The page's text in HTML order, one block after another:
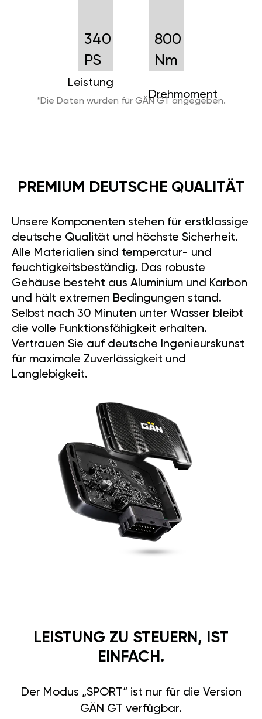
340
PS
Leistung
800
Nm
Drehmoment
*Die Daten wurden für GÄN GT angegeben.
PREMIUM DEUTSCHE QUALITÄT
Unsere Komponenten stehen für erstklassige
deutsche Qualität und höchste Sicherheit.
Alle Materialien sind temperatur- und
feuchtigkeitsbeständig. Das robuste
Gehäuse besteht aus Aluminium und Karbon
und hält extremen Bedingungen stand.
Selbst nach 30 Minuten unter Wasser bleibt
die volle Funktionsfähigkeit erhalten.
Vertrauen Sie auf deutsche Ingenieurskunst
für maximale Zuverlässigkeit und
Langlebigkeit.
LEISTUNG ZU STEUERN, IST
EINFACH.
Der Modus „SPORT“ ist nur für die Version
GÄN GT verfügbar.